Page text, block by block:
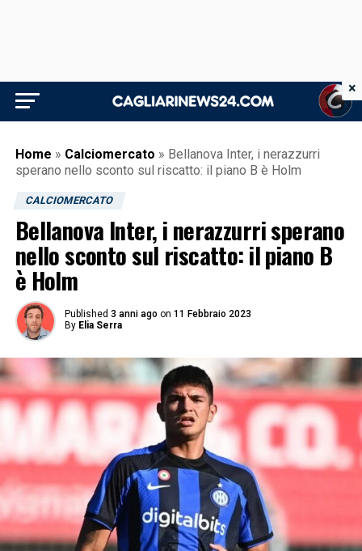
Home » Calciomercato » Bellanova Inter, i nerazzurri
sperano nello sconto sul riscatto: il piano B è Holm
CALCIOMERCATO
Bellanova Inter, i nerazzurri sperano
nello sconto sul riscatto: il piano B
è Holm
Published 3 anni ago on 11 Febbraio 2023
By Elia Serra
×